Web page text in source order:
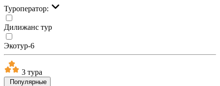
Туроператор:
Дилижанс тур
Экотур-6
3 тура
Популярные